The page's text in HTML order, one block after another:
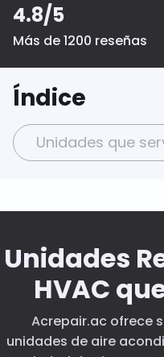
4.8/5
Más de 1200 reseñas
Índice
Unidades que
Unidades
HVAC
Acrepair.ac ofrece
unidades de aire